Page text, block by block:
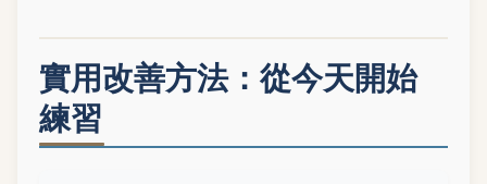
實用改善方法：從今天開始
練習